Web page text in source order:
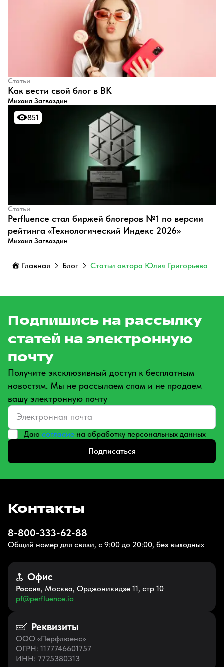
Статьи
​Как вести свой блог в ВК
Михаил Загваздин
851
851
Статьи
Perfluence стал биржей блогеров №1 по версии
рейтинга «Технологический Индекс 2026»
Михаил Загваздин
Главная Блог Статьи автора Юлия Григорьева
Подпишись на рассылку
статей на электронную
почту
Получите эксклюзивный доступ к бесплатным
новостям. Мы не рассылаем спам и не продаем
вашу электронную почту
Даю согласие на обработку персональных данных
Подписаться
Контакты
8-800-333-62-88
Общий номер для связи, с 9:00 до 20:00, без выходных
Офис
Россия, Москва, Орджоникидзе 11, стр 10
pf@perfluence.io
Реквизиты
ООО «Перфлюенс»
ОГРН: 1177746601757
ИНН: 7725380313